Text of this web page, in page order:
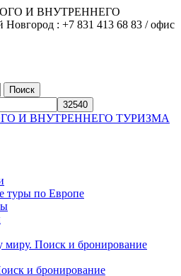
И ВНУТРЕННЕГО
: +7 831 413 68 83 / офис
И ВНУТРЕННЕГО ТУРИЗМА
туры по Европе
миру. Поиск и бронирование
и бронирование